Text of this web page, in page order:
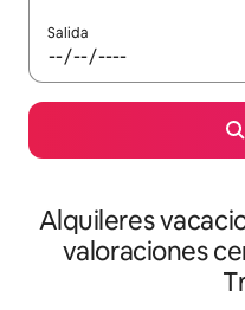
Salida
Alquileres
valoraciones